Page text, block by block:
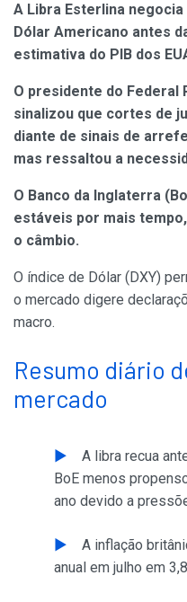
A Libra Esterlina
Dólar Americano antes
estimativa do PIB dos
O presidente do Federal
sinalizou que cortes de
diante de sinais de
mas ressaltou a
O Banco da Inglaterra
estáveis por mais
o câmbio.
O índice de Dólar (DXY)
o mercado digere
macro.
Resumo diário
mercado
A libra recua
BoE menos
ano devido a
A inflação
anual em julho em